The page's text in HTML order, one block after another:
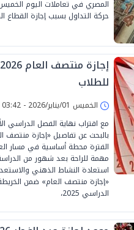
حركة التداول بسبب إجازة القطاع
للطلاب
الخميس 01/يناير/2026 - 03:42 م
مع اقتراب نهاية الفصل الدراسي
الفترة محطة أساسية في مسار
مهمة للراحة بعد شهور من
استعادة النشاط الذهني
«إجازة منتصف العام» ضمن
الدراسي 2025،